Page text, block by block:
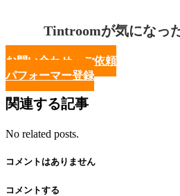
Tintroomが気になっ
お問い合わせ・ご依頼
パフォーマー登録
関連する記事
No related posts.
コメントはありません
コメントする